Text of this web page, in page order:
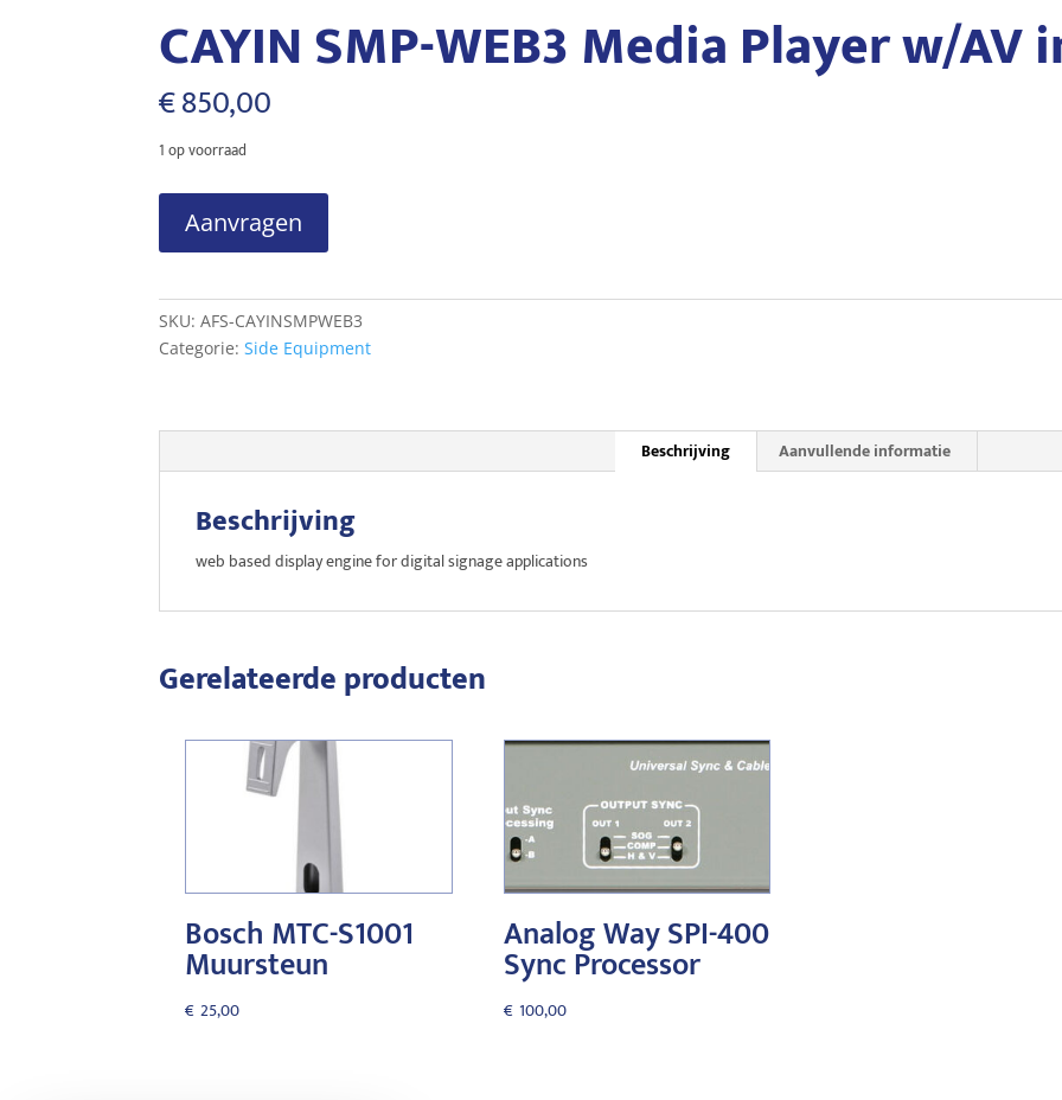
CAYIN SMP-WEB3 Media Player w/AV
€850,00
1 op voorraad
SMP-
WEB3
Player
w/AV
Aanvragen
SKU:AFS-CAYINSMPWEB3
Categorie:Side Equipment
Beschrijving Aanvullende informatie
Beschrijving
web based display engine for digital signage applications
Gerelateerde producten
Bosch MTC-S1001
Muursteun
€ 25,00
Analog Way SPI-400
Sync Processor
€ 100,00